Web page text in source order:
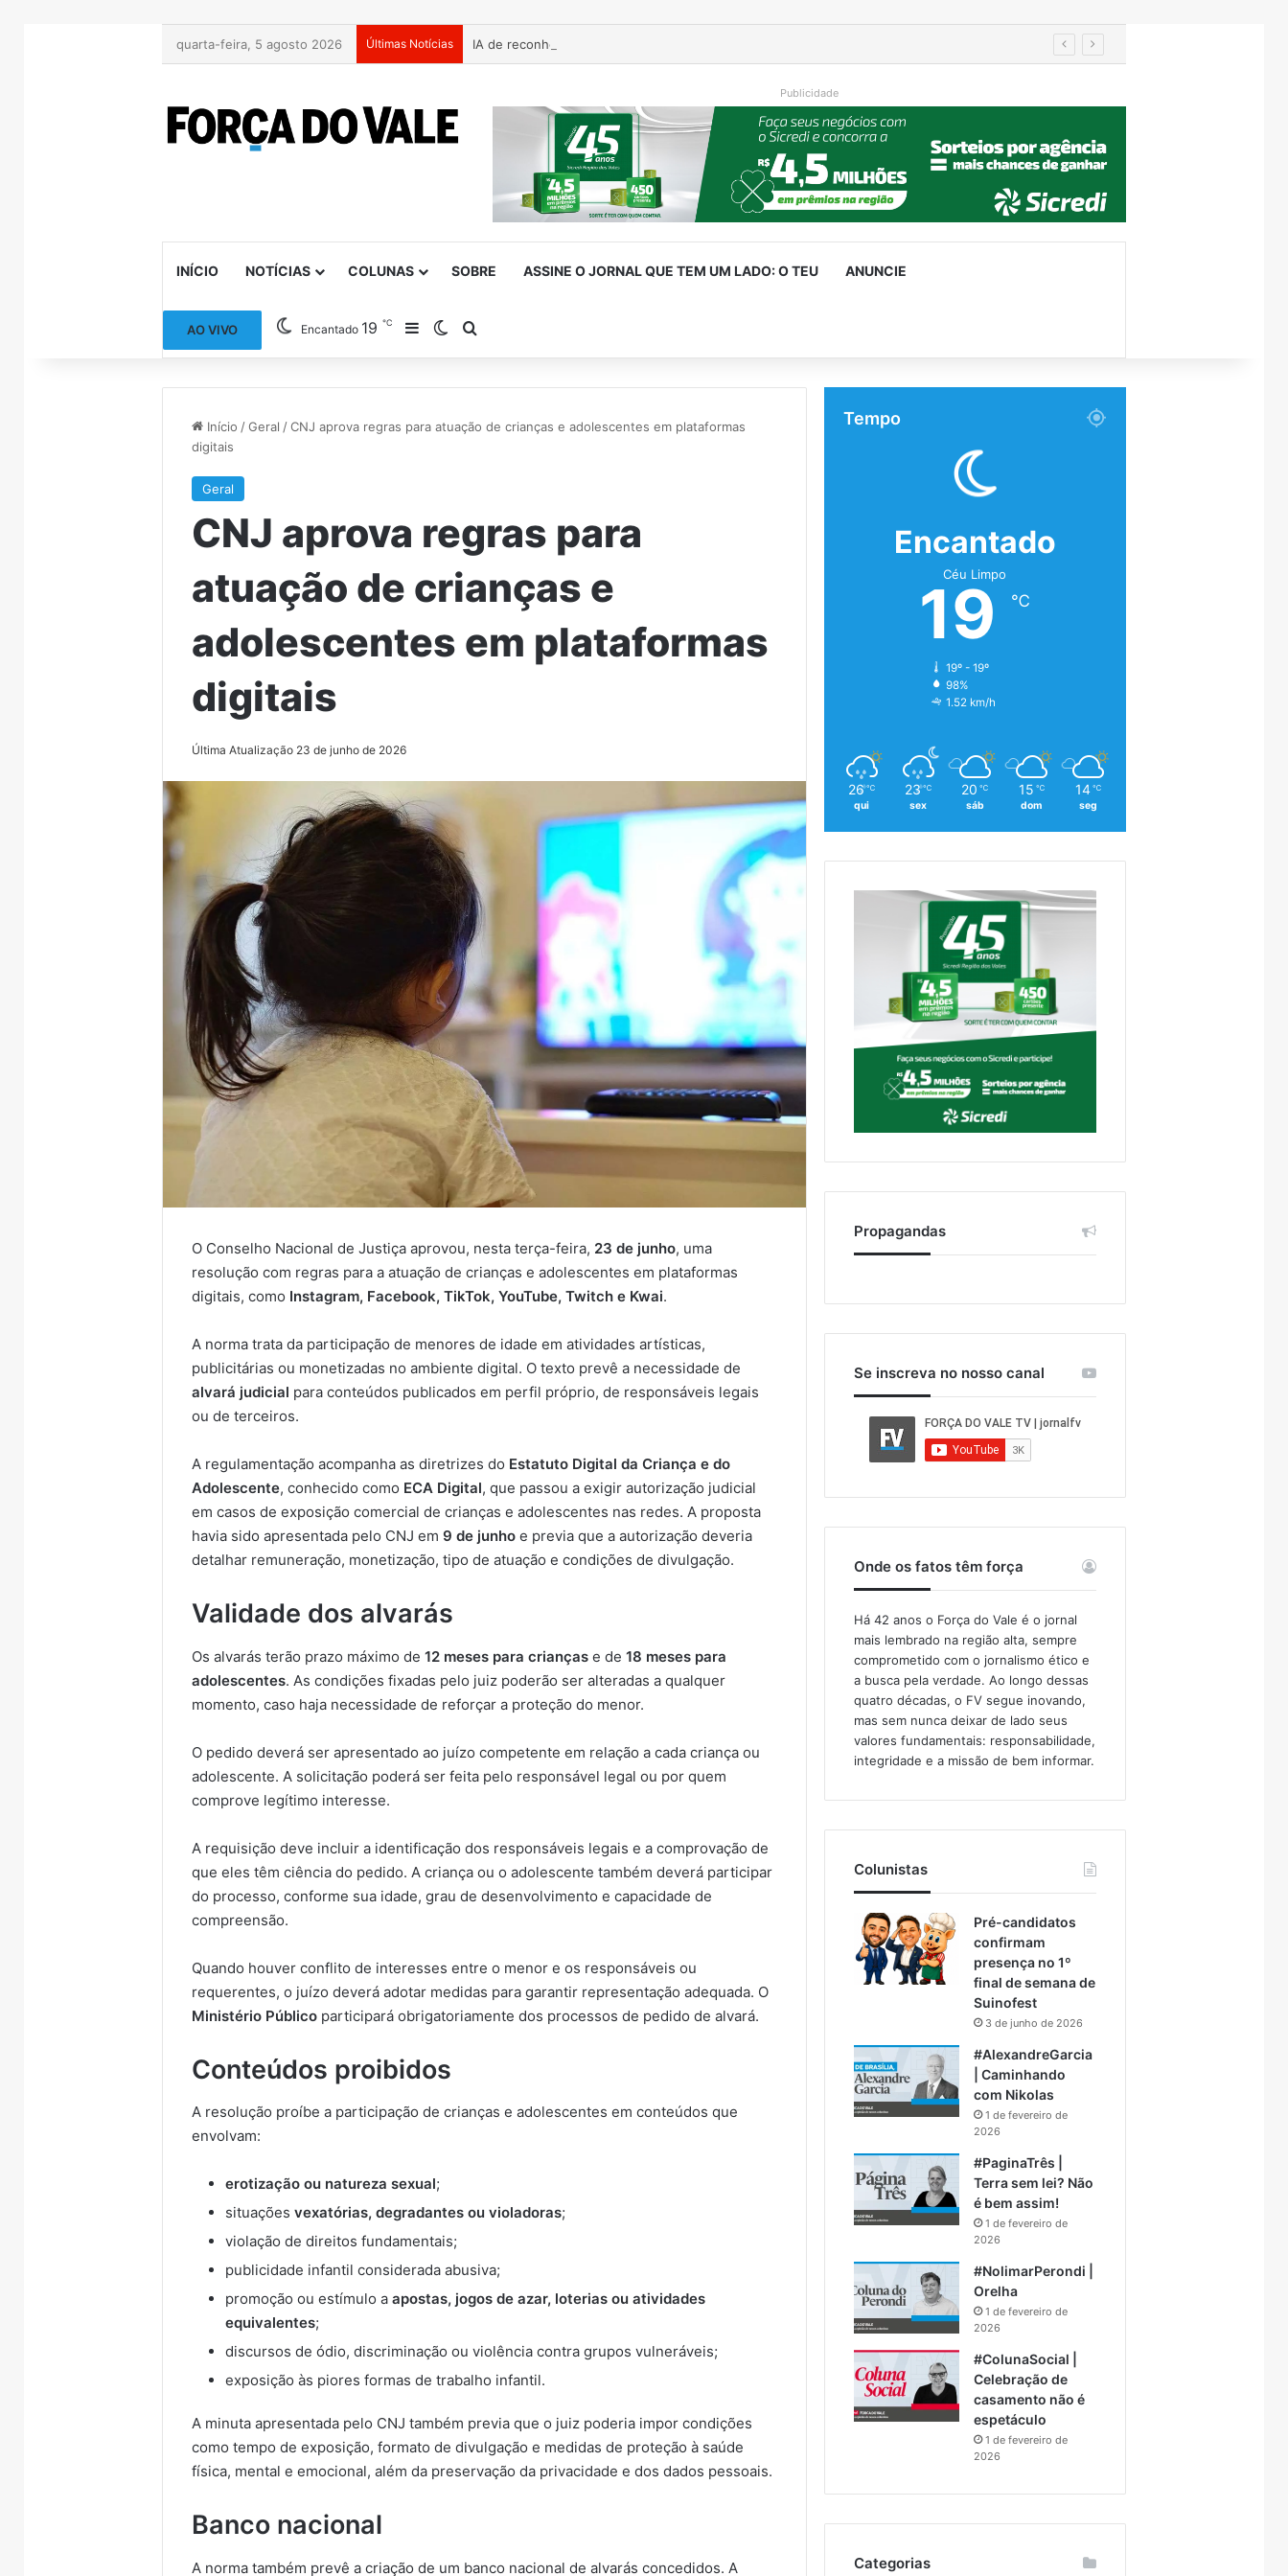
quarta-feira, 5 agosto 2026 Últimas Notícias
Publicidade
INÍCIO NOTÍCIAS COLUNAS SOBRE ASSINE O JORNAL QUE TEM UM LADO: O TEU ANUNCIE
AO VIVO Encantado 19℃ Barra Lateral
Switch skin
Início / Geral / CNJ aprova regras para atuação de crianças e adolescentes em plataformas
digitais
Geral
CNJ aprova regras para
atuação de crianças e
adolescentes em plataformas
digitais
Última Atualização 23 de junho de 2026
O Conselho Nacional de Justiça aprovou, nesta terça-feira, 23 de junho, uma
resolução com regras para a atuação de crianças e adolescentes em plataformas
digitais, como Instagram, Facebook, TikTok, YouTube, Twitch e Kwai.
A norma trata da participação de menores de idade em atividades artísticas,
publicitárias ou monetizadas no ambiente digital. O texto prevê a necessidade de
alvará judicial para conteúdos publicados em perfil próprio, de responsáveis legais
ou de terceiros.
A regulamentação acompanha as diretrizes do Estatuto Digital da Criança e do
Adolescente, conhecido como ECA Digital, que passou a exigir autorização judicial
em casos de exposição comercial de crianças e adolescentes nas redes. A proposta
havia sido apresentada pelo CNJ em9 de junho e previa que a autorização deveria
detalhar remuneração, monetização, tipo de atuação e condições de divulgação.
Validade dos alvarás
Os alvarás terão prazo máximo de12 meses para crianças e de18 meses para
adolescentes. As condições fixadas pelo juiz poderão ser alteradas a qualquer
momento, caso haja necessidade de reforçar a proteção do menor.
O pedido deverá ser apresentado ao juízo competente em relação a cada criança ou
adolescente. A solicitação poderá ser feita pelo responsável legal ou por quem
comprove legítimo interesse.
A requisição deve incluir a identificação dos responsáveis legais e a comprovação de
que eles têm ciência do pedido. A criança ou o adolescente também deverá participar
do processo, conforme sua idade, grau de desenvolvimento e capacidade de
compreensão.
Quando houver conflito de interesses entre o menor e os responsáveis ou
requerentes, o juízo deverá adotar medidas para garantir representação adequada. O
Ministério Público participará obrigatoriamente dos processos de pedido de alvará.
Conteúdos proibidos
A resolução proíbe a participação de crianças e adolescentes em conteúdos que
envolvam:
erotização ou natureza sexual;
situaçõesvexatórias, degradantes ou violadoras;
violação de direitos fundamentais;
publicidade infantil considerada abusiva;
promoção ou estímulo aapostas, jogos de azar, loterias ou atividades
equivalentes;
discursos de ódio, discriminação ou violência contra grupos vulneráveis;
exposição às piores formas de trabalho infantil.
A minuta apresentada pelo CNJ também previa que o juiz poderia impor condições
como tempo de exposição, formato de divulgação e medidas de proteção à saúde
física, mental e emocional, além da preservação da privacidade e dos dados pessoais.
Banco nacional
A norma também prevê a criação de um banco nacional de alvarás concedidos. A
Tempo
Encantado
Céu Limpo
19 ℃
19º - 19º
98%
1.52 km/h
26 ℃
qui
23 ℃
sex
20 ℃
sáb
15 ℃
dom
14 ℃
seg
Propagandas
Se inscreva no nosso canal
Onde os fatos têm força
Há 42 anos o Força do Vale é o jornal
mais lembrado na região alta, sempre
comprometido com o jornalismo ético e
a busca pela verdade. Ao longo dessas
quatro décadas, o FV segue inovando,
mas sem nunca deixar de lado seus
valores fundamentais: responsabilidade,
integridade e a missão de bem informar.​
Colunistas
Pré-candidatos
confirmam
presença no 1º
final de semana de
Suinofest
3 de junho de 2026
#AlexandreGarcia
| Caminhando
com Nikolas
1 de fevereiro de
2026
#PaginaTrês |
Terra sem lei? Não
é bem assim!
1 de fevereiro de
2026
#NolimarPerondi |
Orelha
1 de fevereiro de
2026
#ColunaSocial |
Celebração de
casamento não é
espetáculo
1 de fevereiro de
2026
Categorias